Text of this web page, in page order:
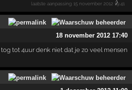
laatste aanpassing15 november 2012 19:41
18 november 2012 17:40
tot 4uur denk niet dat je zo veel mensen